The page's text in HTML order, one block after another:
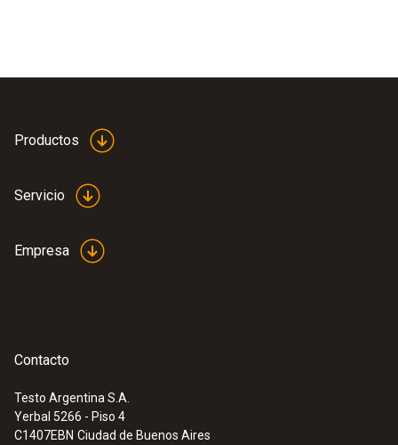
Productos
Servicio
Empresa
Contacto
Testo Argentina S.A.
Yerbal 5266 - Piso 4
C1407EBN Ciudad de Buenos Aires